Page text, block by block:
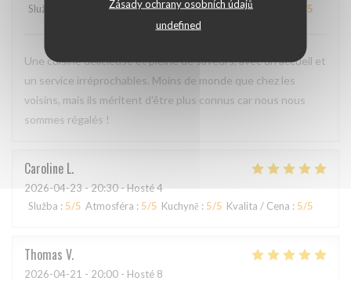
Zásady ochrany osobních údajů
undefined
Služba
Atmosféra:4/5 Kuchyně:5/5 Kvalita / Cena /5
Une cuisine délicieuse et pleine de saveurs, avec un accueil et
un service irréprochables. Moins de monde que chez les
voisins, mais ils méritent d'être plus connus car nous nous
sommes régalés !
Caroline L
2026-04-23 - 20:30 - Hosté 4
Služba : 5/5 Atmosféra : 5/5 Kuchyně : 5/5 Kvalita / Cena : 5/5
Thomas V
2026-04-21 - 20:00 - Hosté 8